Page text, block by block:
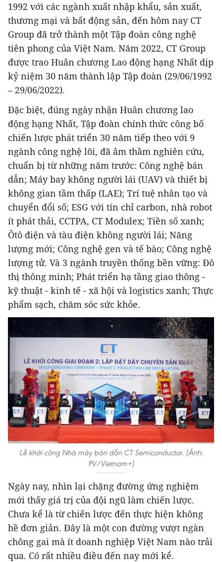
1992 với các ngành xuất nhập khẩu, sản xuất,
thương mại và bất động sản, đến hôm nay CT
Group đã trở thành một Tập đoàn công nghệ
tiên phong của Việt Nam. Năm 2022, CT Group
được trao Huân chương Lao động hạng Nhất dịp
kỷ niệm 30 năm thành lập Tập đoàn (29/06/1992
– 29/06/2022).
Đặc biệt, đúng ngày nhận Huân chương lao
động hạng Nhất, Tập đoàn chính thức công bố
chiến lược phát triển 30 năm tiếp theo với 9
ngành công nghệ lõi, đã âm thầm nghiên cứu,
chuẩn bị từ những năm trước: Công nghệ bán
dẫn; Máy bay không người lái (UAV) và thiết bị
không gian tầm thấp (LAE); Trí tuệ nhân tạo và
chuyển đổi số; ESG với tín chỉ carbon, nhà robot
ít phát thải, CCTPA, CT Modulex; Tiền số xanh;
Ôtô điện và tàu điện không người lái; Năng
lượng mới; Công nghệ gen và tế bào; Công nghệ
lượng tử. Và 3 ngành truyền thống bền vững: Đô
thị thông minh; Phát triển hạ tầng giao thông -
kỹ thuật - kinh tế - xã hội và logistics xanh; Thực
phẩm sạch, chăm sóc sức khỏe.
Lễ khởi công Nhà máy bán dẫn CT Semiconductor. (Ảnh:
PV/Vietnam+)
Ngày nay, nhìn lại chặng đường ứng nghiệm
mới thấy giá trị của đội ngũ làm chiến lược.
Chưa kể là từ chiến lược đến thực hiện không
hề đơn giản. Đây là một con đường vượt ngàn
chông gai mà ít doanh nghiệp Việt Nam nào trải
qua. Có rất nhiều điều đến nay mới kể.